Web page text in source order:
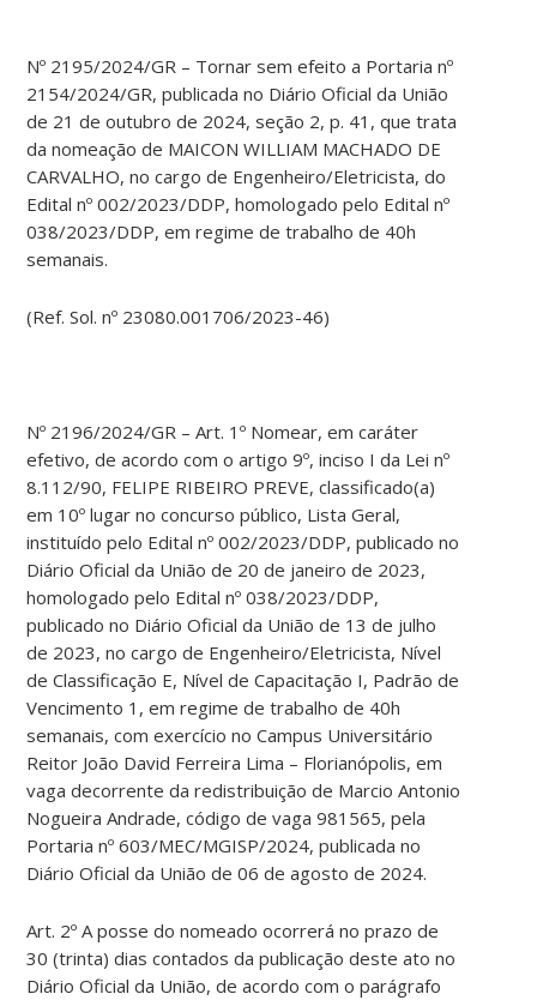
Nº 2195/2024/GR – Tornar sem efeito a Portaria nº
2154/2024/GR, publicada no Diário Oficial da União
de 21 de outubro de 2024, seção 2, p. 41, que trata
da nomeação de MAICON WILLIAM MACHADO DE
CARVALHO, no cargo de Engenheiro/Eletricista, do
Edital nº 002/2023/DDP, homologado pelo Edital nº
038/2023/DDP, em regime de trabalho de 40h
semanais.
(Ref. Sol. nº 23080.001706/2023-46)
Nº 2196/2024/GR – Art. 1º Nomear, em caráter
efetivo, de acordo com o artigo 9º, inciso I da Lei nº
8.112/90, FELIPE RIBEIRO PREVE, classificado(a)
em 10º lugar no concurso público, Lista Geral,
instituído pelo Edital nº 002/2023/DDP, publicado no
Diário Oficial da União de 20 de janeiro de 2023,
homologado pelo Edital nº 038/2023/DDP,
publicado no Diário Oficial da União de 13 de julho
de 2023, no cargo de Engenheiro/Eletricista, Nível
de Classificação E, Nível de Capacitação I, Padrão de
Vencimento 1, em regime de trabalho de 40h
semanais, com exercício no Campus Universitário
Reitor João David Ferreira Lima – Florianópolis, em
vaga decorrente da redistribuição de Marcio Antonio
Nogueira Andrade, código de vaga 981565, pela
Portaria nº 603/MEC/MGISP/2024, publicada no
Diário Oficial da União de 06 de agosto de 2024.
Art. 2º A posse do nomeado ocorrerá no prazo de
30 (trinta) dias contados da publicação deste ato no
Diário Oficial da União, de acordo com o parágrafo